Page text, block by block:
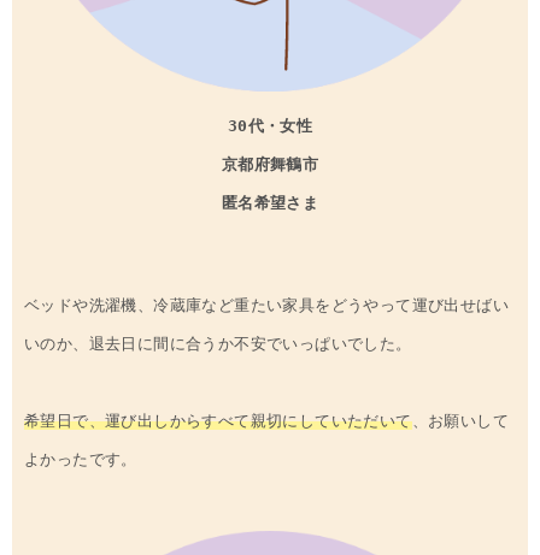
30代・女性
京都府舞鶴市
匿名希望さま
ベッドや洗濯機、冷蔵庫など重たい家具をどうやって運び出せばい
いのか、退去日に間に合うか不安でいっぱいでした。
希望日で、運び出しからすべて親切にしていただいて、お願いして
よかったです。